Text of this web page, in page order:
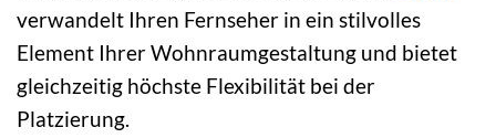
verwandelt Ihren Fernseher in ein stilvolles
Element Ihrer Wohnraumgestaltung und bietet
gleichzeitig höchste Flexibilität bei der
Platzierung.